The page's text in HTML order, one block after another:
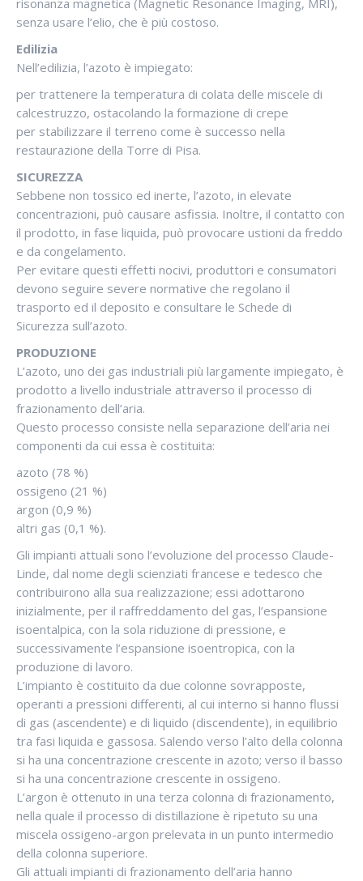
risonanza magnetica (Magnetic Resonance Imaging, MRI),
senza usare l’elio, che è più costoso.
Edilizia
Nell’edilizia, l’azoto è impiegato:
per trattenere la temperatura di colata delle miscele di
calcestruzzo, ostacolando la formazione di crepe
per stabilizzare il terreno come è successo nella
restaurazione della Torre di Pisa.
SICUREZZA
Sebbene non tossico ed inerte, l’azoto, in elevate
concentrazioni, può causare asfissia. Inoltre, il contatto con
il prodotto, in fase liquida, può provocare ustioni da freddo
e da congelamento.
Per evitare questi effetti nocivi, produttori e consumatori
devono seguire severe normative che regolano il
trasporto ed il deposito e consultare le Schede di
Sicurezza sull’azoto.
PRODUZIONE
L’azoto, uno dei gas industriali più largamente impiegato, è
prodotto a livello industriale attraverso il processo di
frazionamento dell’aria.
Questo processo consiste nella separazione dell’aria nei
componenti da cui essa è costituita:
azoto (78 %)
ossigeno (21 %)
argon (0,9 %)
altri gas (0,1 %).
Gli impianti attuali sono l’evoluzione del processo Claude-
Linde, dal nome degli scienziati francese e tedesco che
contribuirono alla sua realizzazione; essi adottarono
inizialmente, per il raffreddamento del gas, l’espansione
isoentalpica, con la sola riduzione di pressione, e
successivamente l’espansione isoentropica, con la
produzione di lavoro.
L’impianto è costituito da due colonne sovrapposte,
operanti a pressioni differenti, al cui interno si hanno flussi
di gas (ascendente) e di liquido (discendente), in equilibrio
tra fasi liquida e gassosa. Salendo verso l’alto della colonna
si ha una concentrazione crescente in azoto; verso il basso
si ha una concentrazione crescente in ossigeno.
L’argon è ottenuto in una terza colonna di frazionamento,
nella quale il processo di distillazione è ripetuto su una
miscela ossigeno-argon prelevata in un punto intermedio
della colonna superiore.
Gli attuali impianti di frazionamento dell’aria hanno